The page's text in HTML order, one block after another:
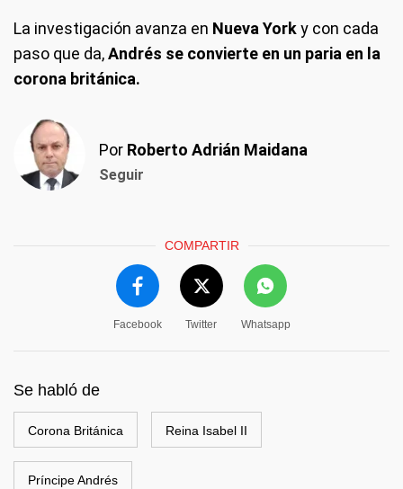
La investigación avanza en Nueva Yorky con cada
paso que da,Andrés se convierte en un paria en la
corona británica.
Por Roberto Adrián Maidana
Seguir
COMPARTIR
Facebook Twitter Whatsapp
Se habló de
Corona Británica Reina Isabel II
Príncipe Andrés